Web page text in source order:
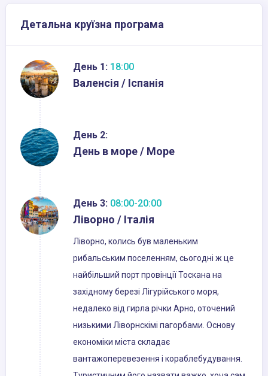
Детальна круїзна програма
День 1: 18:00
Валенсія / Іспанія
День 2:
День в море / Море
День 3: 08:00-20:00
Ліворно / Італія
Ліворно, колись був маленьким
рибальським поселенням, сьогодні ж це
найбільший порт провінції Тоскана на
західному березі Лігурійського моря,
недалеко від гирла річки Арно, оточений
низькими Ліворнскімі пагорбами. Основу
економіки міста складає
вантажоперевезення і кораблебудування.